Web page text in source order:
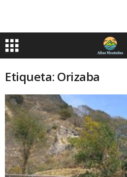
Etiqueta: Orizaba